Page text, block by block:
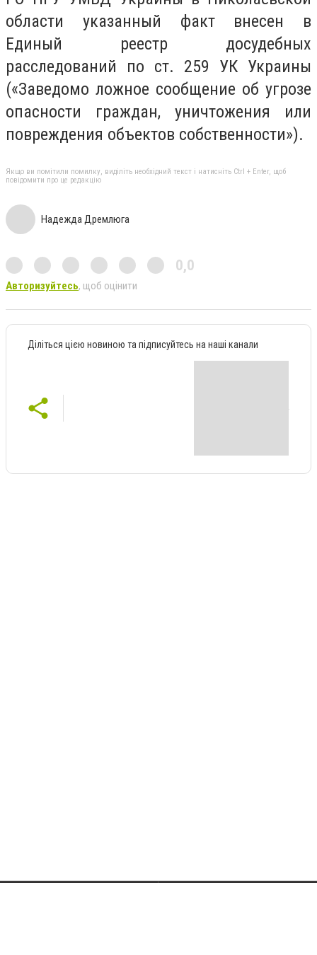
области указанный факт внесен в
Единый реестр досудебных
расследований по ст. 259 УК Украины
(«Заведомо ложное сообщение об угрозе
опасности граждан, уничтожения или
повреждения объектов собственности»).
Якщо ви помітили помилку, виділіть необхідний текст і натисніть Ctrl + Enter, щоб
повідомити про це редакцію
Надежда Дремлюга
0,0
Авторизуйтесь, щоб оцінити
Діліться цією новиною та підписуйтесь на наші канали